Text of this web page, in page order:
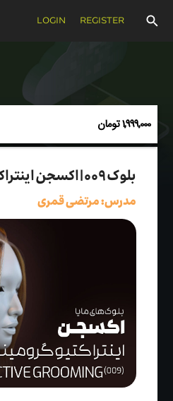
REGISTER
LOGIN
1,999,000 تومان
بلوک ۰۰۹ | اکسجن اینتراکتیو گرومینگ
مدرس: مرتضی قمری